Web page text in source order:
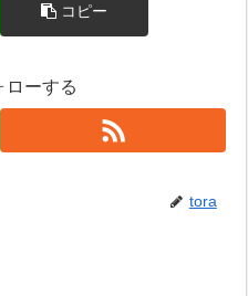
コピー
ローする
tora